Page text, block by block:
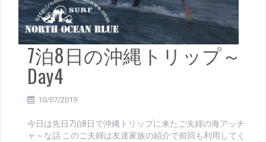
7泊8日の沖縄トリップ～
Day4
10/07/2019
今日は先日7泊8日で沖縄トリップに来たご夫婦の海アッチ
ャ～な話 このご夫婦は友達家族の紹介で前回も利用してく